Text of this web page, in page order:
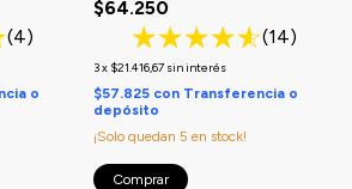
(4)
o
$64.250
(14)
3x $21.416,67 sin interés
$57.825 con Transferencia o
depósito
¡Solo quedan 5 en stock!
Comprar